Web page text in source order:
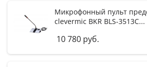
Микрофонный пульт
clevermic BKR BLS-3513C...
10 780 руб.